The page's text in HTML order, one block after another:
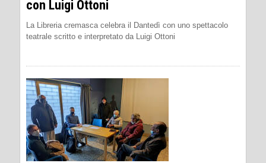
con Luigi Ottoni
La Libreria cremasca celebra il Dantedì con uno spettacolo
teatrale scritto e interpretato da Luigi Ottoni